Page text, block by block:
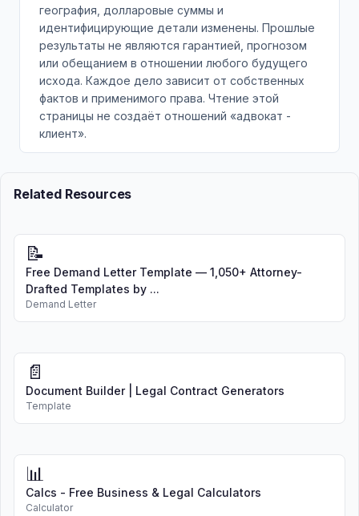
география, долларовые суммы и
идентифицирующие детали изменены. Прошлые
результаты не являются гарантией, прогнозом
или обещанием в отношении любого будущего
исхода. Каждое дело зависит от собственных
фактов и применимого права. Чтение этой
страницы не создаёт отношений «адвокат -
клиент».
Related Resources
📝
Free Demand Letter Template — 1,050+ Attorney-
Drafted Templates by ...
Demand Letter
📄
Document Builder | Legal Contract Generators
Template
📊
Calcs - Free Business & Legal Calculators
Calculator